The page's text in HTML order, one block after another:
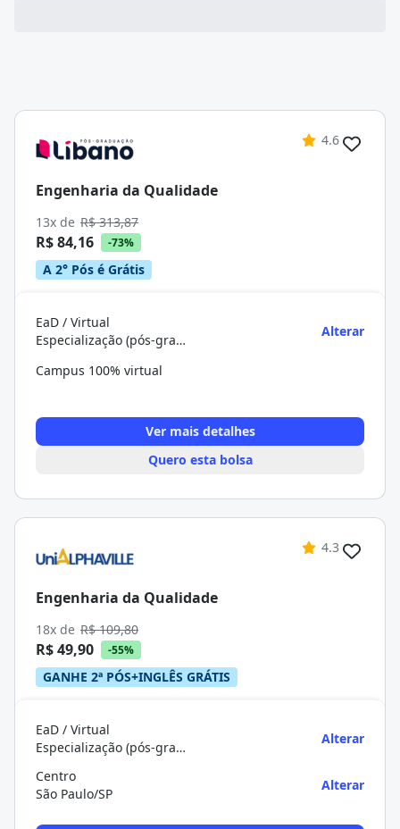
4.6
Engenharia da Qualidade
13x de R$ 313,87
R$ 84,16 -73%
A 2° Pós é Grátis
EaD / Virtual
Especialização (pós-graduação)
Alterar
Campus 100% virtual
Ver mais detalhes
Quero esta bolsa
4.3
Engenharia da Qualidade
18x de R$ 109,80
R$ 49,90 -55%
GANHE 2ª PÓS+INGLÊS GRÁTIS
EaD / Virtual
Especialização (pós-graduação)
Alterar
Centro
São Paulo/SP
Alterar